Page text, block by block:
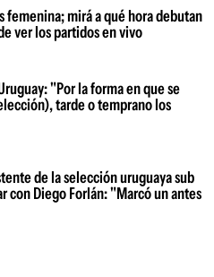
femenina; mirá a qué hora debutan
ver los partidos en vivo
"Por la forma en que se
tarde o temprano los
de la selección uruguaya sub
Diego Forlán: "Marcó un antes